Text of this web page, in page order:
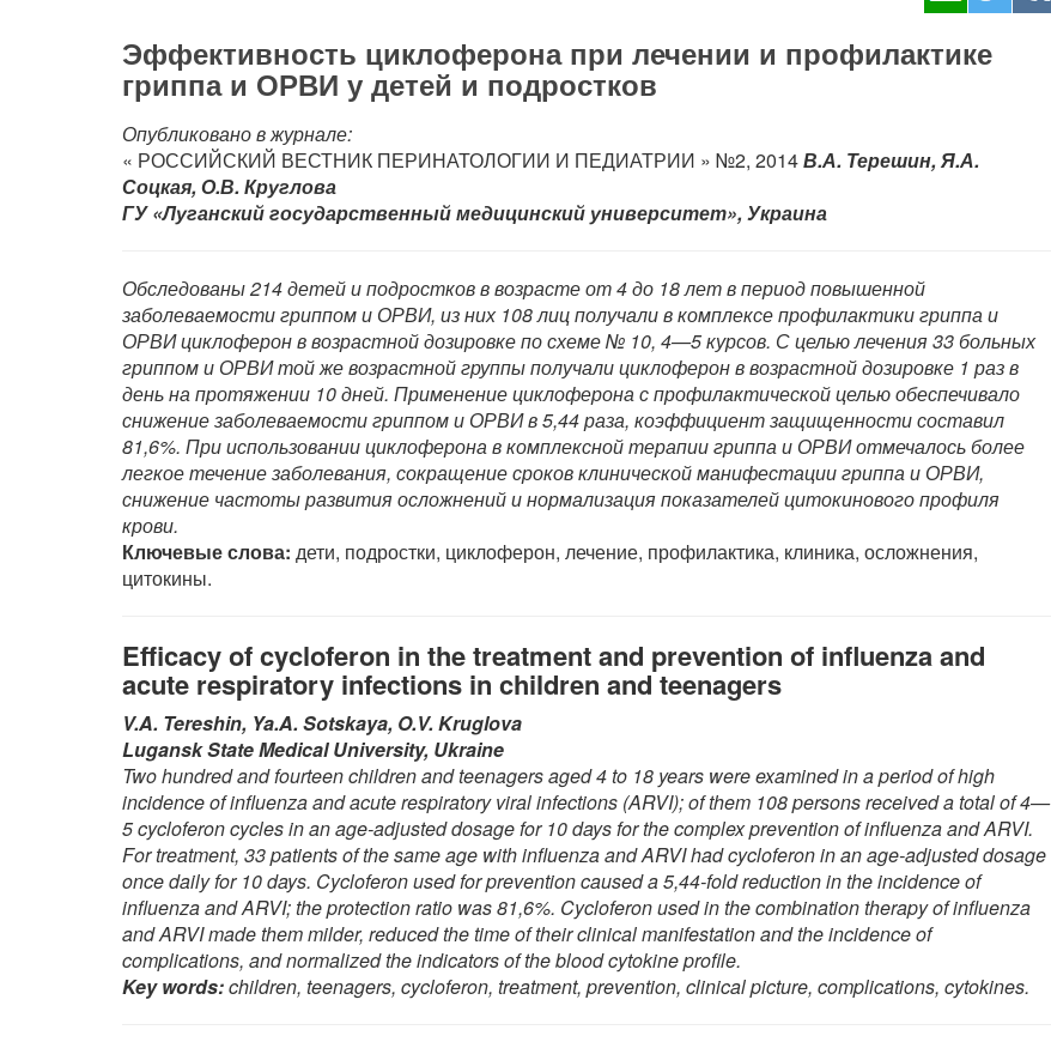
Эффективность циклоферона при лечении и профилактике
гриппа и ОРВИ у детей и подростков
Опубликовано в журнале:
« РОССИЙСКИЙ ВЕСТНИК ПЕРИНАТОЛОГИИ И ПЕДИАТРИИ » №2, 2014В.А. Терешин, Я.А.
Соцкая, О.В. Круглова
ГУ «Луганский государственный медицинский университет», Украина
Обследованы 214 детей и подростков в возрасте от 4 до 18 лет в период повышенной
заболеваемости гриппом и ОРВИ, из них 108 лиц получали в комплексе профилактики гриппа и
ОРВИ циклоферон в возрастной дозировке по схеме № 10, 4—5 курсов. С целью лечения 33 больных
гриппом и ОРВИ той же возрастной группы получали циклоферон в возрастной дозировке 1 раз в
день на протяжении 10 дней. Применение циклоферона с профилактической целью обеспечивало
снижение заболеваемости гриппом и ОРВИ в 5,44 раза, коэффициент защищенности составил
81,6%. При использовании циклоферона в комплексной терапии гриппа и ОРВИ отмечалось более
легкое течение заболевания, сокращение сроков клинической манифестации гриппа и ОРВИ,
снижение частоты развития осложнений и нормализация показателей цитокинового профиля
крови.
Ключевые слова: дети, подростки, циклоферон, лечение, профилактика, клиника, осложнения,
цитокины.
Efficacy of cycloferon in the treatment and prevention of influenza and
acute respiratory infections in children and teenagers
V.A. Tereshin, Ya.A. Sotskaya, O.V. Kruglova
Lugansk State Medical University, Ukraine
Two hundred and fourteen children and teenagers aged 4 to 18 years were examined in a period of high
incidence of influenza and acute respiratory viral infections (ARVI); of them 108 persons received a total of 4—
5 cycloferon cycles in an age-adjusted dosage for 10 days for the complex prevention of influenza and ARVI.
For treatment, 33 patients of the same age with influenza and ARVI had cycloferon in an age-adjusted dosage
once daily for 10 days. Cycloferon used for prevention caused a 5,44-fold reduction in the incidence of
influenza and ARVI; the protection ratio was 81,6%. Cycloferon used in the combination therapy of influenza
and ARVI made them milder, reduced the time of their clinical manifestation and the incidence of
complications, and normalized the indicators of the blood cytokine profile.
Key words:children, teenagers, cycloferon, treatment, prevention, clinical picture, complications, cytokines.